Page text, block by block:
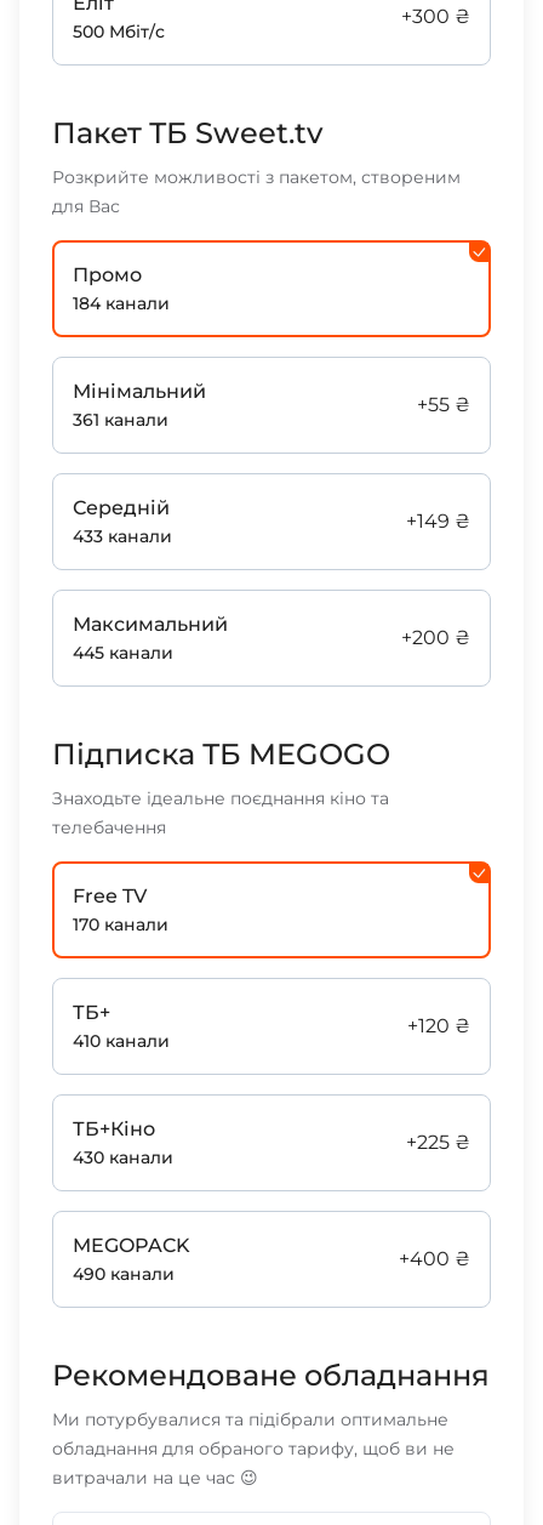
500 Мбіт/с
+300 ₴
Пакет ТБ Sweet.tv
Розкрийте можливості з пакетом, створеним
для Вас
Промо
184 канали
Мінімальний
361 канали
+55 ₴
Середній
433 канали
+149 ₴
Максимальний
445 канали
+200 ₴
Підписка ТБ MEGOGO
Знаходьте ідеальне поєднання кіно та
телебачення
Free TV
170 канали
ТБ+
410 канали
+120 ₴
ТБ+Кіно
430 канали
+225 ₴
MEGOPACK
490 канали
+400 ₴
Рекомендоване обладнання
Ми потурбувалися та підібрали оптимальне
обладнання для обраного тарифу, щоб ви не
витрачали на це час 😉